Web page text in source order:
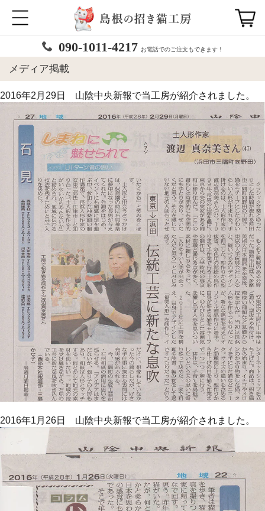
090-1011-4217 お電話でのご注文もできます！
メディア掲載
2016年2月29日 山陰中央新報で当工房が紹介されました。
2016年1月26日 山陰中央新報で当工房が紹介されました。